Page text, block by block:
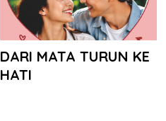
DARI MATA TURUN KE
HATI